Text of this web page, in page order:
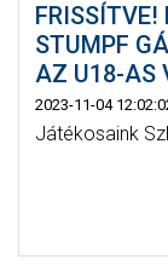
FRISSÍTVE!
STUMPF
AZ U18-AS
2023-11-04
Játékosaink